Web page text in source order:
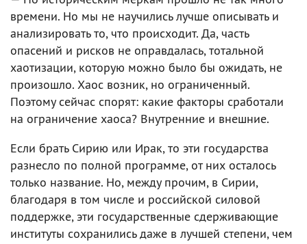
времени. Но мы не научились лучше описывать и
анализировать то, что происходит. Да, часть
опасений и рисков не оправдалась, тотальной
хаотизации, которую можно было бы ожидать, не
произошло. Хаос возник, но ограниченный.
Поэтому сейчас спорят: какие факторы сработали
на ограничение хаоса? Внутренние и внешние.
Если брать Сирию или Ирак, то эти государства
разнесло по полной программе, от них осталось
только название. Но, между прочим, в Сирии,
благодаря в том числе и российской силовой
поддержке, эти государственные сдерживающие
институты сохранились даже в лучшей степени, чем